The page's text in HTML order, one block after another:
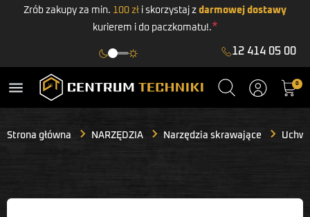
Zrób zakupy za min. 100 zł i skorzystaj z darmowej dostawy
kurierem i do paczkomatu!.*
12 414 05 00
menu 0
Strona główna NARZĘDZIA Narzędzia skrawające